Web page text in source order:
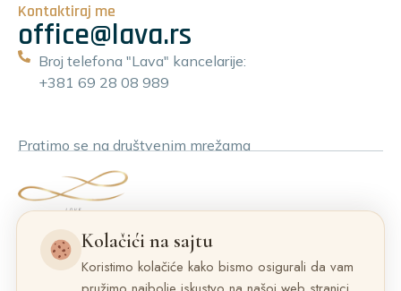
Kontaktiraj me
office@lava.rs
Broj telefona "Lava" kancelarije:
+381 69 28 08 989
Pratimo se na društvenim mrežama
Kolačići na sajtu
Koristimo kolačiće kako bismo osigurali da vam